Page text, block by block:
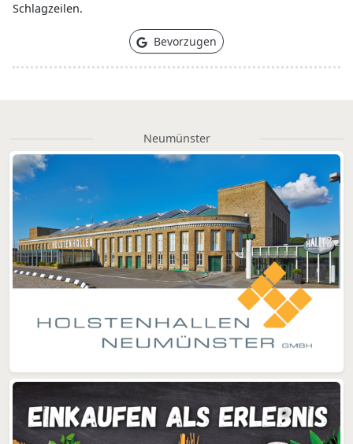
Schlagzeilen.
Bevorzugen
Neumünster